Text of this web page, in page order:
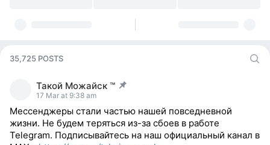
35,725 POSTS
Такой Можайск ™
post pinned
17 Mar at 9:38 am
Мессенджеры стали частью нашей повседневной
жизни. Не будем теряться из-за сбоев в работе
Telegram. Подписывайтесь на наш официальный канал в